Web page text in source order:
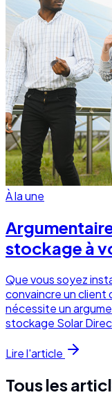
À la une
stockage à
Que vous soyez
convaincre un client
nécessite un
stockage Solar
Lire l'article
Tous les